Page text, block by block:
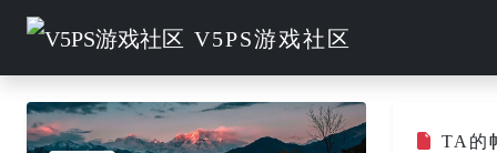
V5PS游戏社区
TA的